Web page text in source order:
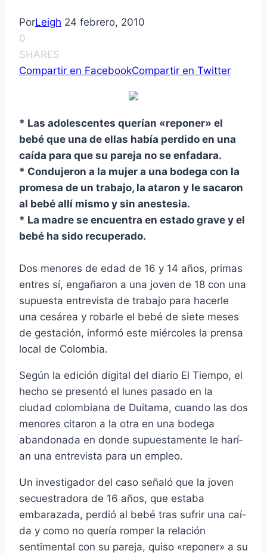
PorLeigh 24 febrero, 2010
0
SHARES
Compartir en FacebookCompartir en Twitter
* Las adolescentes querí­an «reponer» el
bebé que una de ellas habí­a perdido en una
caí­da para que su pareja no se enfadara.
* Condujeron a la mujer a una bodega con la
promesa de un trabajo, la ataron y le sacaron
al bebé allí­ mismo y sin anestesia.
* La madre se encuentra en estado grave y el
bebé ha sido recuperado.
Dos menores de edad de 16 y 14 años, primas
entres sí­, engañaron a una joven de 18 con una
supuesta entrevista de trabajo para hacerle
una cesárea y robarle el bebé de siete meses
de gestación, informó este miércoles la prensa
local de Colombia.
Según la edición digital del diario El Tiempo, el
hecho se presentó el lunes pasado en la
ciudad colombiana de Duitama, cuando las dos
menores citaron a la otra en una bodega
abandonada en donde supuestamente le harí­
an una entrevista para un empleo.
Un investigador del caso señaló que la joven
secuestradora de 16 años, que estaba
embarazada, perdió al bebé tras sufrir una caí­
da y como no querí­a romper la relación
sentimental con su pareja, quiso «reponer» a su